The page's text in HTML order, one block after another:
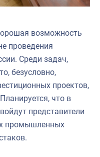
возможность
проведения
Среди задач,
безусловно,
проектов,
что в
представители
промышленных